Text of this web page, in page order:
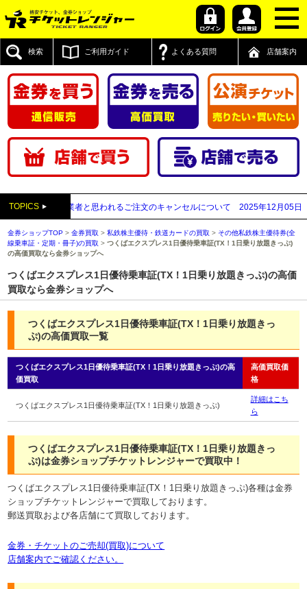
検索 ご利用ガイド よくある質問 店舗案内
TOPICS
払い買取業者と思われるご注文のキャンセルについて 2025年12月05日 【
金券ショップTOP >金券買取 >私鉄株主優待・鉄道カードの買取 > その他私鉄株主優待券(全
線乗車証・定期・冊子)の買取 >つくばエクスプレス1日優待乗車証(TX！1日乗り放題きっぷ)
の高価買取なら金券ショップへ
つくばエクスプレス1日優待乗車証(TX！1日乗り放題きっぷ)の高価
買取なら金券ショップへ
つくばエクスプレス1日優待乗車証(TX！1日乗り放題きっ
ぷ)の高価買取一覧
つくばエクスプレス1日優待乗車証(TX！1日乗り放題きっぷ)の高
価買取
高価買取価
格
つくばエクスプレス1日優待乗車証(TX！1日乗り放題きっぷ)
詳細はこち
ら
つくばエクスプレス1日優待乗車証(TX！1日乗り放題きっ
ぷ)は金券ショップチケットレンジャーで買取中！
つくばエクスプレス1日優待乗車証(TX！1日乗り放題きっぷ)各種は金券
ショップチケットレンジャーで買取しております。
郵送買取および各店舗にて買取しております。
金券・チケットのご売却(買取)について
店舗案内でご確認ください。